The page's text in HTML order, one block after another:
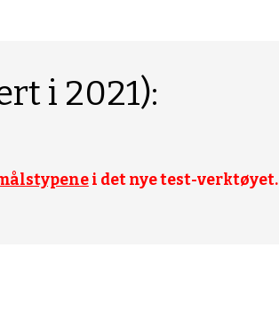
i 2021):
i det nye test-verktøyet.